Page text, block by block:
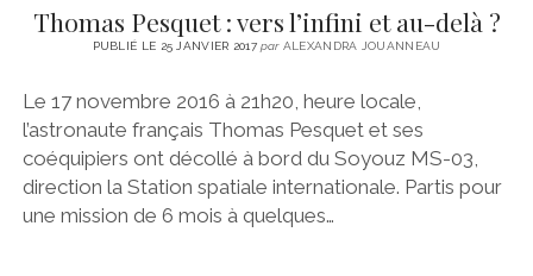
Thomas Pesquet : vers l’infini et au-delà ?
PUBLIÉ LE 25 JANVIER 2017parALEXANDRA JOUANNEAU
Le 17 novembre 2016 à 21h20, heure locale,
l’astronaute français Thomas Pesquet et ses
coéquipiers ont décollé à bord du Soyouz MS-03,
direction la Station spatiale internationale. Partis pour
une mission de 6 mois à quelques…